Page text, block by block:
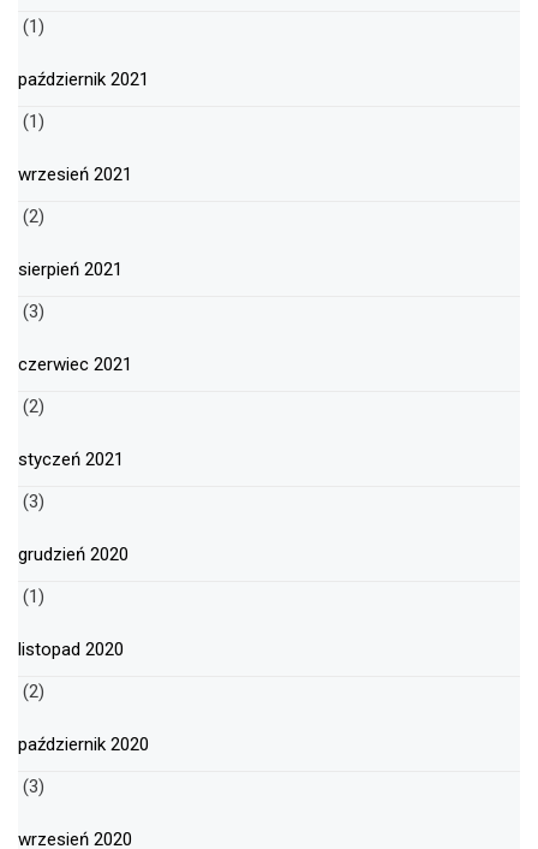
(1)
październik 2021
(1)
wrzesień 2021
(2)
sierpień 2021
(3)
czerwiec 2021
(2)
styczeń 2021
(3)
grudzień 2020
(1)
listopad 2020
(2)
październik 2020
(3)
wrzesień 2020